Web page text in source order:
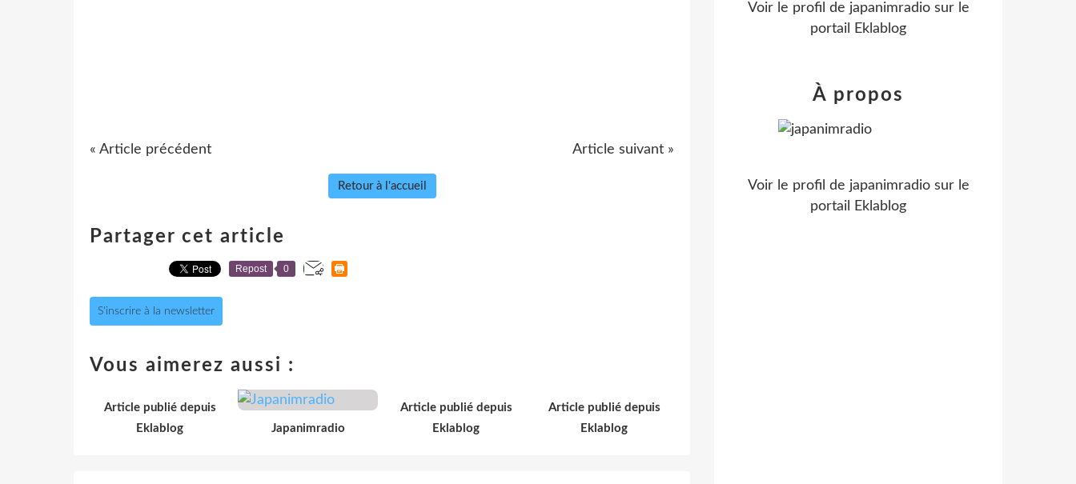
« Article précédent Article suivant »
Retour à l'accueil
Partager cet article
Repost 0
S'inscrire à la newsletter
Vous aimerez aussi :
Article publié depuis
Eklablog
Japanimradio
Article publié depuis
Eklablog
Article publié depuis
Eklablog
Voir le profil de japanimradiosur le
portail Eklablog
À propos
Voir le profil de japanimradiosur le
portail Eklablog